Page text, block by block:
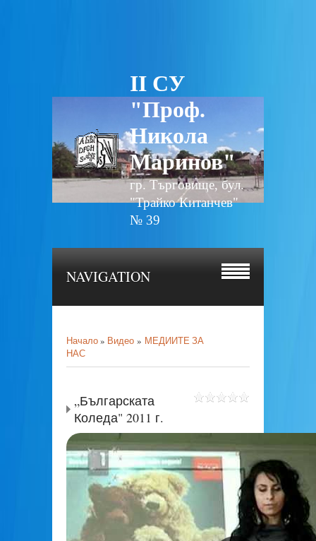
II СУ
"Проф.
Никола
Маринов"
гр. Търговище, бул.
"Трайко Китанчев"
№ 39
NAVIGATION
Начало» Видео » МЕДИИТЕ ЗА
НАС
„Българската
Коледа" 2011 г.